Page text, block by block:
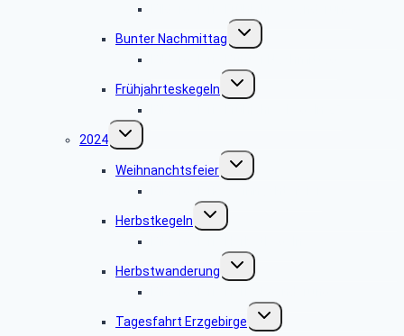
Bunter Nachmittag
Untermenü
umschalten
Frühjahrteskegeln
Untermenü
umschalten
2024
Untermenü
umschalten
Weihnanchtsfeier
Untermenü
umschalten
Herbstkegeln
Untermenü
umschalten
Herbstwanderung
Untermenü
umschalten
Tagesfahrt Erzgebirge
Untermenü
umschalten